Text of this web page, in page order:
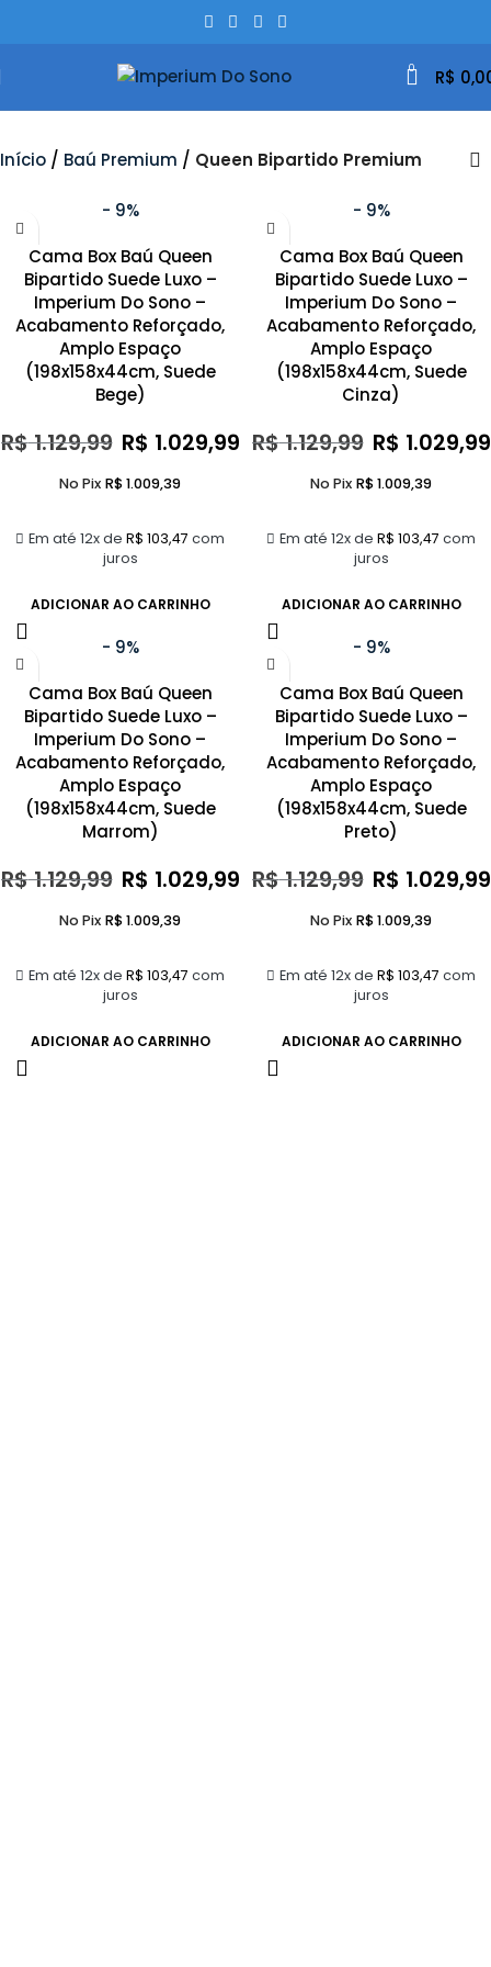
0 R$
Início Baú Premium Queen Bipartido Premium
- 9%
Cama Box Baú Queen
Bipartido Suede Luxo –
Imperium Do Sono –
Acabamento Reforçado,
Amplo Espaço
(198x158x44cm, Suede
Bege)
R$1.129,99 R$ 1.029,99
Em até 12x de R$ 103,47 com
juros
No Pix R$1.009,39
ADICIONAR AO CARRINHO
- 9%
Cama Box Baú Queen
Bipartido Suede Luxo –
Imperium Do Sono –
Acabamento Reforçado,
Amplo Espaço
(198x158x44cm, Suede
Cinza)
R$1.129,99 R$ 1.029,99
Em até 12x de R$ 103,47 com
juros
No Pix R$1.009,39
ADICIONAR AO CARRINHO
- 9%
Cama Box Baú Queen
Bipartido Suede Luxo –
Imperium Do Sono –
Acabamento Reforçado,
Amplo Espaço
(198x158x44cm, Suede
Marrom)
R$1.129,99 R$ 1.029,99
Em até 12x de R$ 103,47 com
juros
No Pix R$1.009,39
ADICIONAR AO CARRINHO
- 9%
Cama Box Baú Queen
Bipartido Suede Luxo –
Imperium Do Sono –
Acabamento Reforçado,
Amplo Espaço
(198x158x44cm, Suede
Preto)
R$1.129,99 R$ 1.029,99
Em até 12x de R$ 103,47 com
juros
No Pix R$1.009,39
ADICIONAR AO CARRINHO